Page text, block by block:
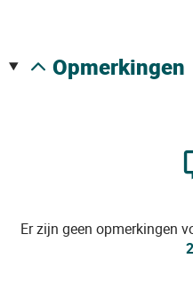
opmerkingen
Er zijn geen opmerkingen